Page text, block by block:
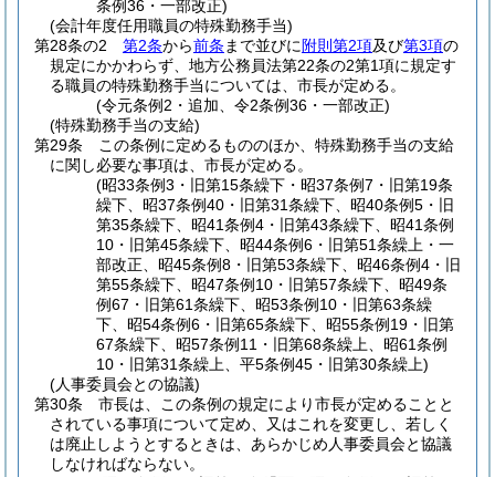
条例36・一部改正)
(会計年度任用職員の特殊勤務手当)
第28条の2
第2条から前条 まで並びに 附則第2項及び第3項の
規定にかかわらず、地方公務員法第22条の2第1項に規定す
る職員の特殊勤務手当については、市長が定める。
(令元条例2・追加、令2条例36・一部改正)
(特殊勤務手当の支給)
第29条
この条例に定めるもののほか、特殊勤務手当の支給
に関し必要な事項は、市長が定める。
(昭33条例3・旧第15条繰下・昭37条例7・旧第19条
繰下、昭37条例40・旧第31条繰下、昭40条例5・旧
第35条繰下、昭41条例4・旧第43条繰下、昭41条例
10・旧第45条繰下、昭44条例6・旧第51条繰上・一
部改正、昭45条例8・旧第53条繰下、昭46条例4・旧
第55条繰下、昭47条例10・旧第57条繰下、昭49条
例67・旧第61条繰下、昭53条例10・旧第63条繰
下、昭54条例6・旧第65条繰下、昭55条例19・旧第
67条繰下、昭57条例11・旧第68条繰上、昭61条例
10・旧第31条繰上、平5条例45・旧第30条繰上)
(人事委員会との協議)
第30条
市長は、この条例の規定により市長が定めることと
されている事項について定め、又はこれを変更し、若しく
は廃止しようとするときは、あらかじめ人事委員会と協議
しなければならない。